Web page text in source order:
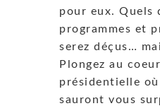
pour eux. Quels
programmes et
serez déçus…
Plongez au
présidentielle
sauront vous